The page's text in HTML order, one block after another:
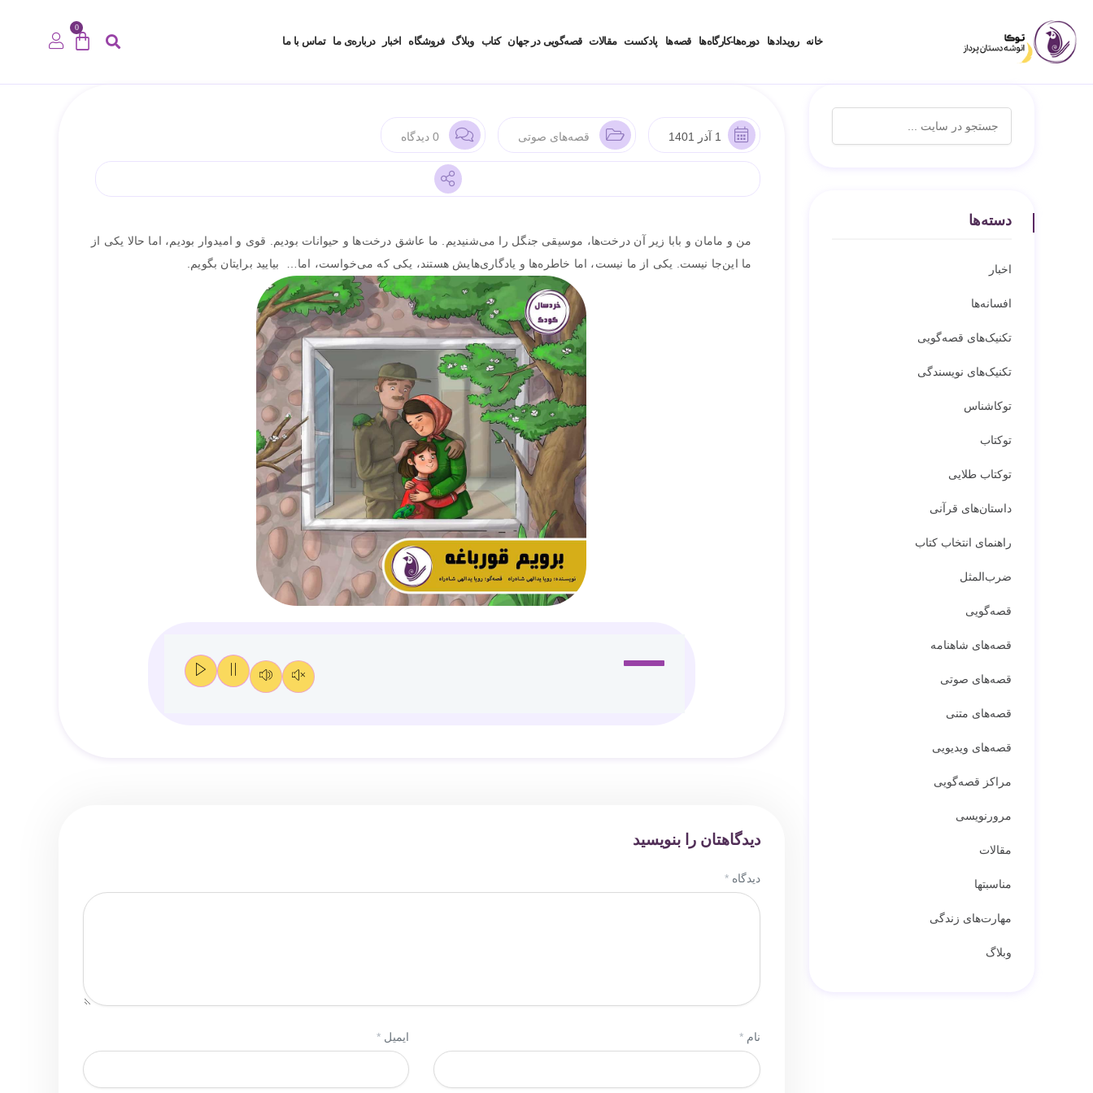
خانه رویدادها دوره‌ها-کارگاه‌ها قصه‌ها پادکست مقالات قصه‌گویی در جهان کتاب‌ وبلاگ فروشگاه اخبار درباره‌ی ما تماس با ما
0
1 آذر 1401 قصه‌های صوتی 0 دیدگاه
من و مامان و بابا زیر آن درخت‌ها، موسیقی جنگل را می‌شنیدیم. ما عاشق درخت‌ها و حیوانات بودیم. قوی و امیدوار بودیم، اما حالا یکی از
ما این‌جا نیست. یکی از ما نیست، اما خاطره‌ها و یادگاری‌هایش هستند، یکی که می‌خواست، اما… بیایید برایتان بگویم.
دیدگاهتان را بنویسید
دیدگاه*
نام* ایمیل *
دسته‌ها
اخبار
افسانه‌ها
تکنیک‌های قصه‌گویی
تکنیک‌های نویسندگی
توکاشناس
توکتاب
توکتاب طلایی
داستان‌های قرآنی
راهنمای انتخاب کتاب
ضرب‌المثل
قصه‌گویی
قصه‌های شاهنامه
قصه‌های صوتی
قصه‌های متنی
قصه‌های ویدیویی
مراکز قصه‌گویی
مرورنویسی
مقالات
مناسبتها
مهارت‌های زندگی
وبلاگ